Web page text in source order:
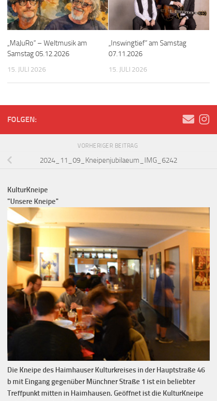
„MaJuRo“ – Weltmusik am
Samstag 05.12.2026
15. JULI 2026
„Inswingtief“ am Samstag
07.11.2026
15. JULI 2026
FOLGEN:
VORHERIGER BEITRAG
2024_11_09_Kneipenjubilaeum_IMG_6242
KulturKneipe
"Unsere Kneipe"
Die Kneipe des Haimhauser Kulturkreises in der Hauptstraße 46
b mit Eingang gegenüber Münchner Straße 1 ist ein beliebter
Treffpunkt mitten in Haimhausen. Geöffnet ist die KulturKneipe